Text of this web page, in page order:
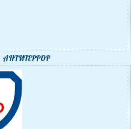
АНТИТЕРРОР